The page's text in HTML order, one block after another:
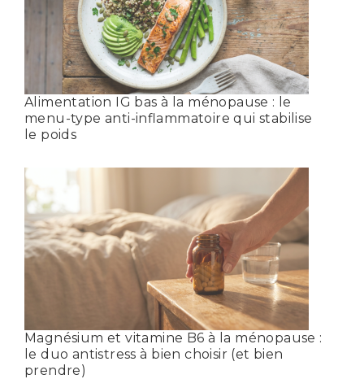
Alimentation IG bas à la ménopause : le
menu-type anti-inflammatoire qui stabilise
le poids
Magnésium et vitamine B6 à la ménopause :
le duo antistress à bien choisir (et bien
prendre)